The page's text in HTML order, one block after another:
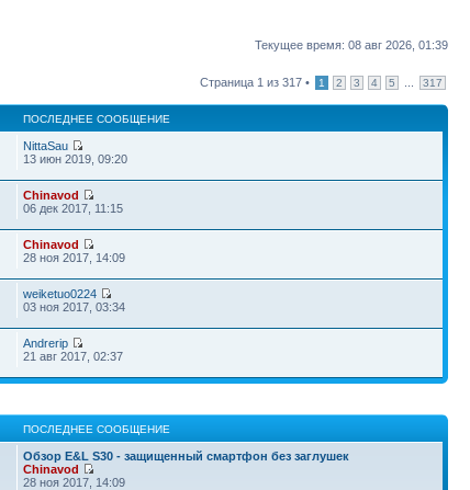
Текущее время: 08 авг 2026, 01:39
Страница 1 из 317 • 1 2 3 4 5 317
ПОСЛЕДНЕЕ СООБЩЕНИЕ
NittaSau
13 июн 2019, 09:20
Chinavod
06 дек 2017, 11:15
Chinavod
28 ноя 2017, 14:09
weiketuo0224
03 ноя 2017, 03:34
Andrerip
21 авг 2017, 02:37
ПОСЛЕДНЕЕ СООБЩЕНИЕ
Обзор E&L S30 - защищенный смартфон без заглушек
Chinavod
28 ноя 2017, 14:09